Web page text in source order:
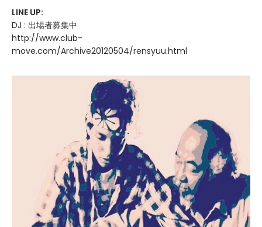
LINE UP:
DJ : 出場者募集中
http://www.club-
move.com/Archive20120504/rensyuu.html